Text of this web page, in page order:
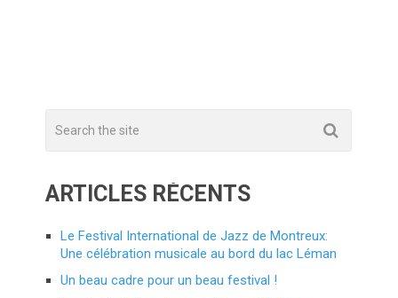
ARTICLES RÉCENTS
Le Festival International de Jazz de Montreux:
Une célébration musicale au bord du lac Léman
Un beau cadre pour un beau festival !